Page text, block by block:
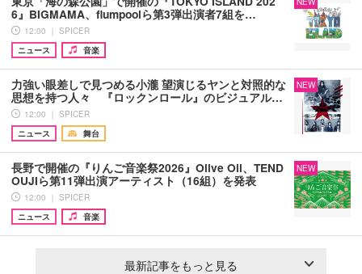
6』BIGMAMA、flumpoolら第3弾出演者7組を…
12:00 ｜ SPICER
ニュース
音楽
力強い眼差しで見つめる小瀧 望演じるヤンと対照的な
思想を持つ人々 『ロックンロール』のビジュアル…
12:00 ｜ SPICER
ニュース
舞台
NEW
長野で開催の『りんご音楽祭2026』Olive Oil、TEND
OUJIら第11弾出演アーティスト（16組）を発表
12:00 ｜ SPICER
ニュース
音楽
NEW
最新記事をもっと見る